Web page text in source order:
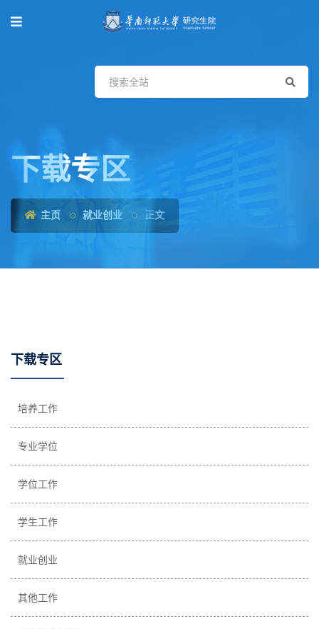
下载专区
主页 就业创业 正文
下载专区
培养工作
专业学位
学位工作
学生工作
就业创业
其他工作